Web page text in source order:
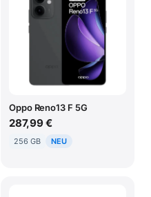
Oppo Reno13 F 5G
287,99 €
256 GB NEU